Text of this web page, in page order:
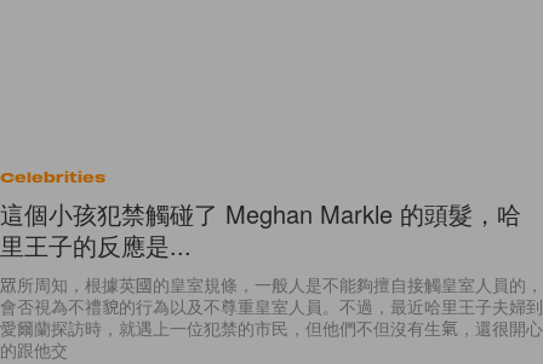
Celebrities
這個小孩犯禁觸碰了 Meghan Markle 的頭髮，哈
里王子的反應是...
眾所周知，根據英國的皇室規條，一般人是不能夠擅自接觸皇室人員的，
會否視為不禮貌的行為以及不尊重皇室人員。不過，最近哈里王子夫婦到
愛爾蘭探訪時，就遇上一位犯禁的市民，但他們不但沒有生氣，還很開心
的跟他交